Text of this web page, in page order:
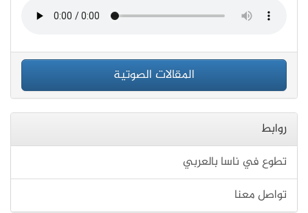
المقالات الصوتية
روابط
تطوع في ناسا بالعربي
تواصل معنا